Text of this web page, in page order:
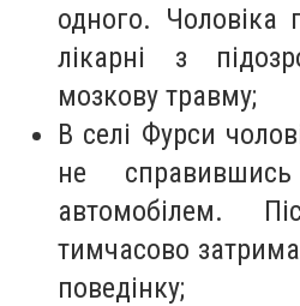
одного. Чоловіка
лікарні з
мозкову травму;
В селі Фурси
не
автомобілем.
тимчасово
поведінку;